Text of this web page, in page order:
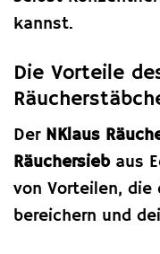
kannst.
Die Vorteile
Der NKlaus
Räuchersiebaus
von Vorteilen, die
bereichern und